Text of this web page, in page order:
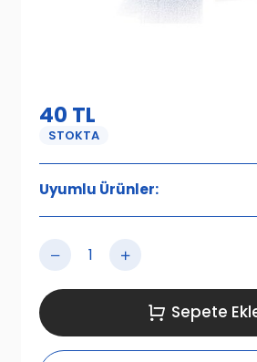
40 TL
STOKTA
Uyumlu Ürünler:
Sepete